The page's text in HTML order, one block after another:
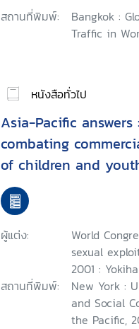
สถานที่พิมพ์:
Bangkok :
Traffic in
หนังสือทั่วไป
Asia-Pacific
combating
of children and
ผู้แต่ง:
World
sexual
2001 :
สถานที่พิมพ์:
New York :
and Social
the Pacific,